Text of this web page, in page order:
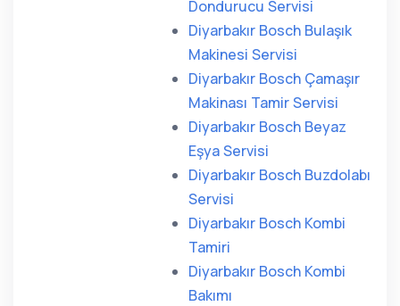
Dondurucu Servisi
Diyarbakır Bosch Bulaşık
Makinesi Servisi
Diyarbakır Bosch Çamaşır
Makinası Tamir Servisi
Diyarbakır Bosch Beyaz
Eşya Servisi
Diyarbakır Bosch Buzdolabı
Servisi
Diyarbakır Bosch Kombi
Tamiri
Diyarbakır Bosch Kombi
Bakımı